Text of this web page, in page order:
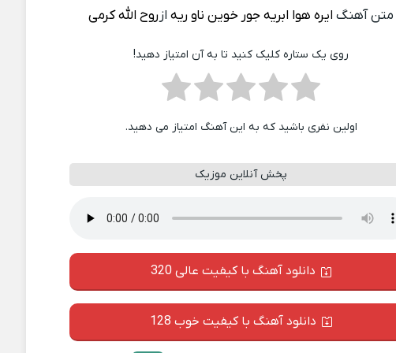
متن آهنگ ایره هوا ابریه جور خوین ناو ریهازروح الله کرمی
روی یک ستاره کلیک کنید تا به آن امتیاز دهید!
اولین نفری باشید که به این آهنگ امتیاز می دهید.
پخش آنلاین موزیک
دانلود آهنگ با کیفیت عالی 320
دانلود آهنگ با کیفیت خوب 128